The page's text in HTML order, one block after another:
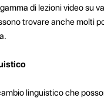
di lezioni video su
trovare anche molti
linguistico che